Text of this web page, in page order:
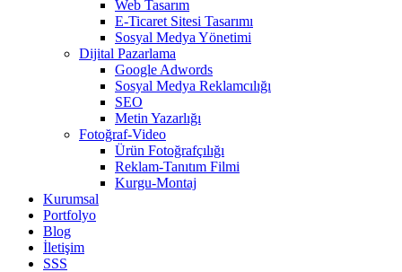
Web Tasarım
E-Ticaret Sitesi Tasarımı
Sosyal Medya Yönetimi
Dijital Pazarlama
Google Adwords
Sosyal Medya Reklamcılığı
SEO
Metin Yazarlığı
Fotoğraf-Video
Ürün Fotoğrafçılığı
Reklam-Tanıtım Filmi
Kurgu-Montaj
Kurumsal
Portfolyo
Blog
İletişim
SSS